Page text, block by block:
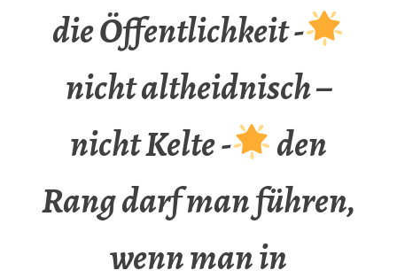
die Öffentlichkeit -
nicht altheidnisch –
nicht Kelte -
den
Rang darf man führen,
wenn man in